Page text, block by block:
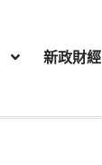
新政財經